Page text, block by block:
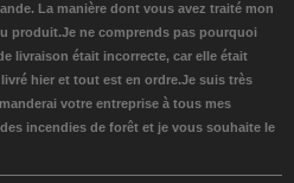
La manière dont vous avez traité mon
produit.Je ne comprends pas pourquoi
livraison était incorrecte, car elle était
hier et tout est en ordre.Je suis très
votre entreprise à tous mes
incendies de forêt et je vous souhaite le